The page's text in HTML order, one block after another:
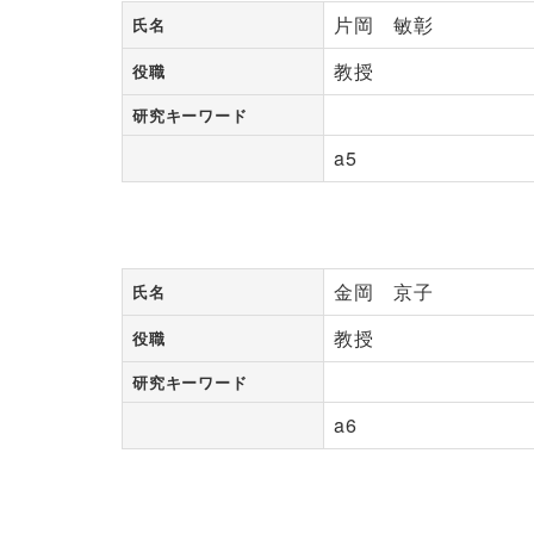
氏名 片岡 敏彰
役職 教授
研究キーワード
a5
氏名 金岡 京子
役職 教授
研究キーワード
a6